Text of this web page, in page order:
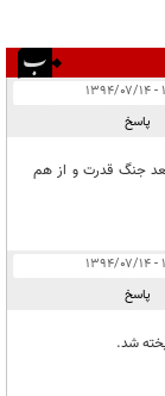
پاسخ
جنگ قدرت و از هم
پاسخ
شد.